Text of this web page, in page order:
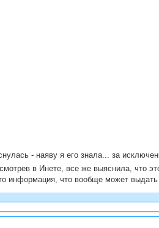
- наяву я его знала... за
в Инете, все же выяснила, что
информация, что вообще может